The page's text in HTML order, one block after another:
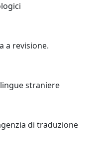
a revisione.
straniere
di traduzione